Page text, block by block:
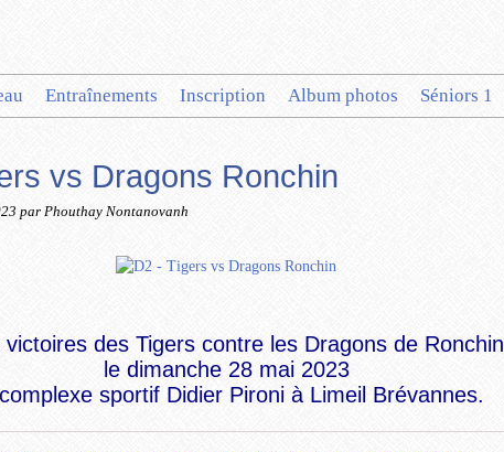
Entraînements Inscription Album photos Séniors 1
vs Dragons Ronchin
par Phouthay Nontanovanh
victoires des Tigers contre les Dragons de Ronchin
le dimanche 28 mai 2023
sportif Didier Pironi à Limeil Brévannes.